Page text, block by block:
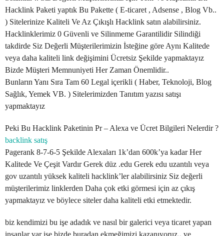
Hacklink Paketi yaptık Bu Pakette ( E-ticaret , Adsense , Blog Vb..
) Sitelerinize Kaliteli Ve Az Çıkışlı Hacklink satın alabilirsiniz.
Hacklinklerimiz 0 Güvenli ve Silinmeme Garantilidir Silindiği
takdirde Siz Değerli Müşterilerimizin İsteğine göre Aynı Kalitede
veya daha kaliteli link değişimini Ücretsiz Şekilde yapmaktayız
Bizde Müşteri Memnuniyeti Her Zaman Önemlidir..
Bunların Yanı Sıra Tam 60 Legal içerikli ( Haber, Teknoloji, Blog
Sağlık, Yemek VB. ) Sitelerimizden Tanıtım yazısı satışı
yapmaktayız
Peki Bu Hacklink Paketinin Pr – Alexa ve Ücret Bilgileri Nelerdir ?
backlink satış
Pagerank 8-7-6-5 Şekilde Alexaları 1k’dan 600k’ya kadar Her
Kalitede Ve Çeşit Vardır Gerek düz .edu Gerek edu uzantılı veya
gov uzantılı yüksek kaliteli hacklink’ler alabilirsiniz Siz değerli
müşterilerimiz linklerden Daha çok etki görmesi için az çıkış
yapmaktayız ve böylece siteler daha kaliteli etki etmektedir.
biz kendimizi bu işe adadık ve nasıl bir galerici veya ticaret yapan
insanlar var ise bizde buradan ekmeğimizi kazanıyoruz.. ve